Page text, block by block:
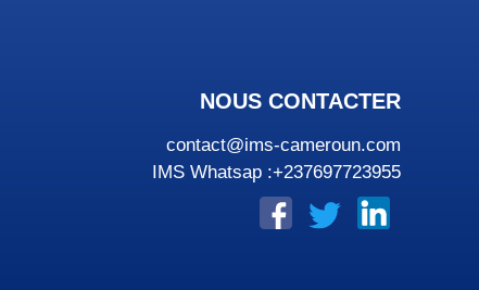
NOUS CONTACTER
contact@ims-cameroun.com
IMS Whatsap :+237697723955